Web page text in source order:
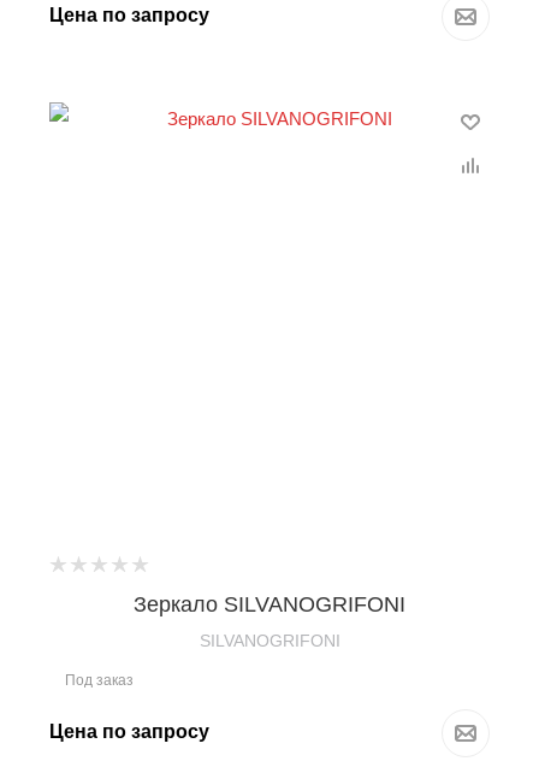
Цена по запросу
Зеркало SILVANOGRIFONI
SILVANOGRIFONI
Под заказ
Цена по запросу